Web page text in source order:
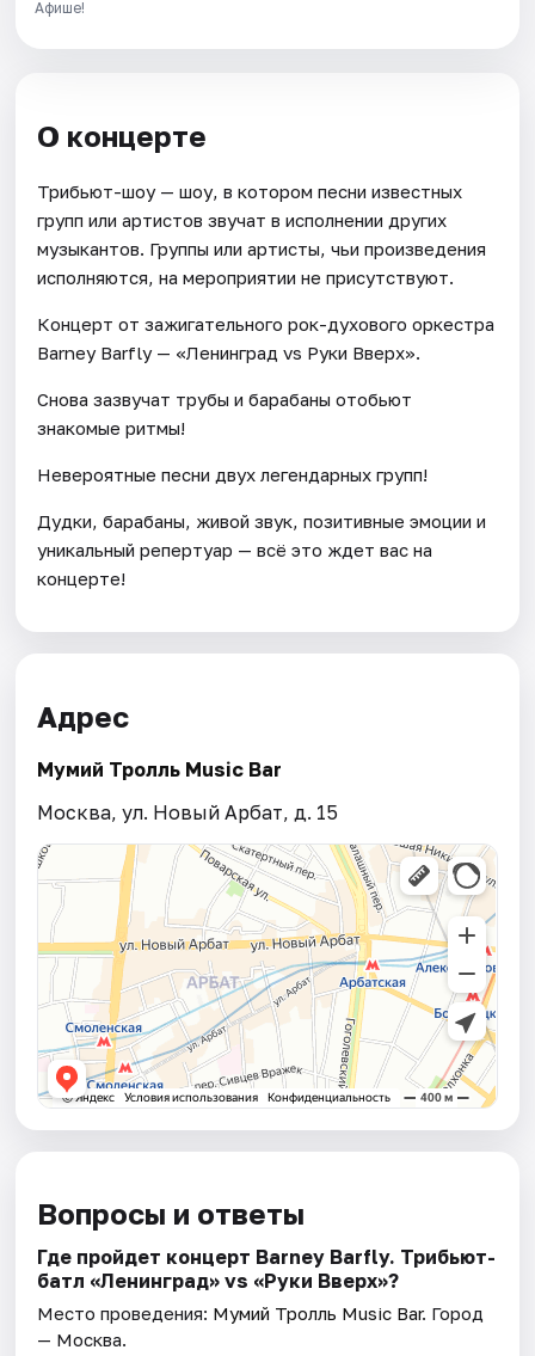
Афише!
О концерте
Трибьют-шоу — шоу, в котором песни известных
групп или артистов звучат в исполнении других
музыкантов. Группы или артисты, чьи произведения
исполняются, на мероприятии не присутствуют.
Концерт от зажигательного рок-духового оркестра
Barney Barfly — «Ленинград vs Руки Вверх».
Снова зазвучат трубы и барабаны отобьют
знакомые ритмы!
Невероятные песни двух легендарных групп!
Дудки, барабаны, живой звук, позитивные эмоции и
уникальный репертуар — всё это ждет вас на
концерте!
Адрес
Мумий Тролль Music Bar
Москва, ул. Новый Арбат, д. 15
Вопросы и ответы
Где пройдет концерт Barney Barfly. Трибьют-
батл «Ленинград» vs «Руки Вверх»?
Место проведения: Мумий Тролль Music Bar. Город
— Москва.